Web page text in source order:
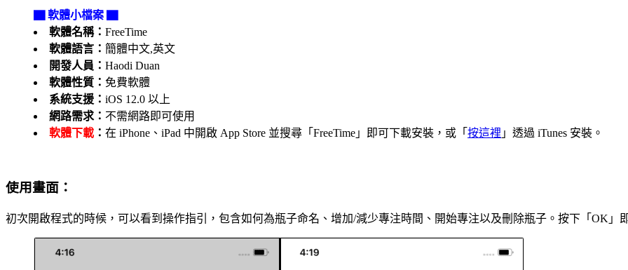
▇ 軟體小檔案 ▇
軟體名稱： FreeTime
軟體語言： 簡體中文,英文
開發人員： Haodi Duan
軟體性質： 免費軟體
系統支援： iOS 12.0 以上
網路需求： 不需網路即可使用
軟體下載 ： 在 iPhone、iPad 中開啟 App Store 並搜尋「FreeTime」即可下載安裝，或「 按這裡 」透過 iTunes 安裝。
使用畫面：
初次開啟程式的時候，可以看到操作指引，包含如何為瓶子命名、增加/減少專注時間、開始專注以及刪除瓶子。按下「OK」